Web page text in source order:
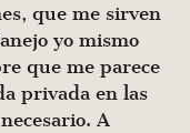
que me sirven
yo mismo
que me parece
privada en las
A